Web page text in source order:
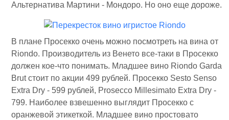
Альтернатива Мартини - Мондоро. Но оно еще дороже.
В плане Просекко очень можно посмотреть на вина от
Riondo. Производитель из Венето все-таки в Просекко
должен кое-что понимать. Младшее вино Riondo Garda
Brut стоит по акции 499 рублей. Просекко Sesto Senso
Extra Dry - 599 рублей, Prosecco Millesimato Extra Dry -
799. Наиболее взвешенно выглядит Просекко с
оранжевой этикеткой. Младшее вино простовато